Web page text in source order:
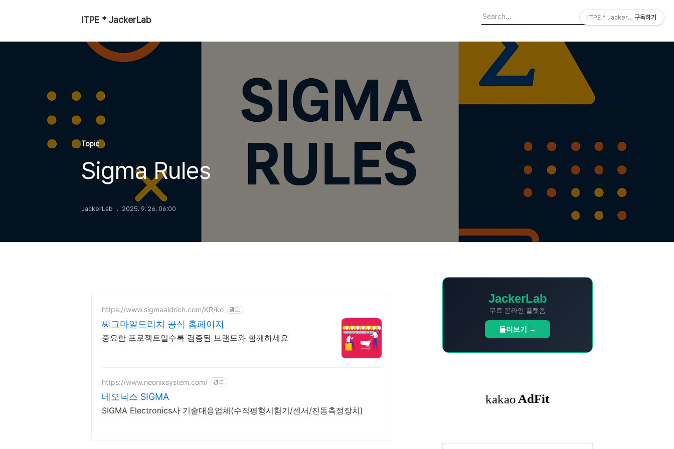
ITPE * JackerLab
Topic
Sigma Rules
JackerLab 2025. 9. 26. 06:00
https://www.sigmaaldrich.com/KR/ko 광고
씨그마알드리치 공식 홈페이지
중요한 프로젝트일수록 검증된 브랜드와 함께하세요
https://www.neonixsystem.com/ 광고
네오닉스 SIGMA
SIGMA Electronics사 기술대응업체(수직평형시험기/센서/진동측정장치)
JackerLab
무료 온라인 플랫폼
둘러보기 →
ITPE * JackerLab구독하기